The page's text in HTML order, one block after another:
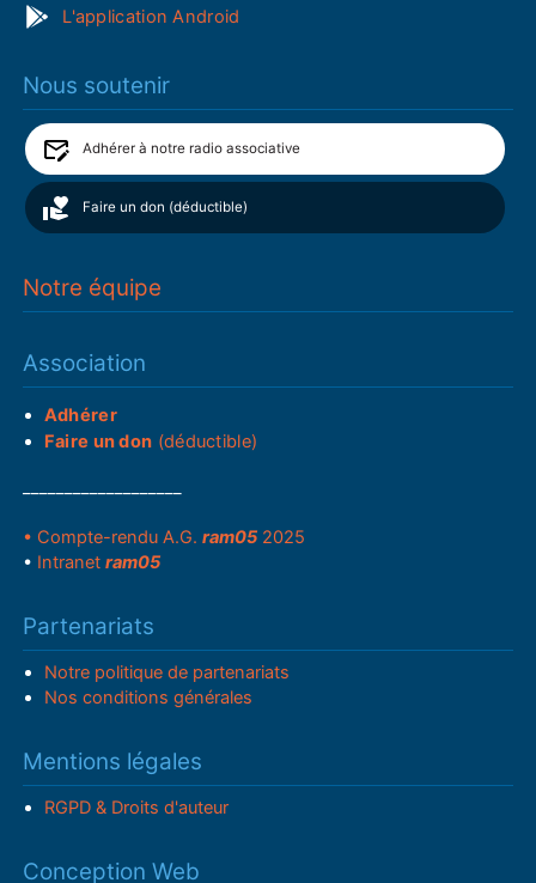
L'application Android
Nous soutenir
Adhérer à notre radio associative
Faire un don (déductible)
Notre équipe
Association
Adhérer
Faire un don (déductible)
• Compte-rendu A.G.ram05 2025
• Intranetram05
Partenariats
Notre politique de partenariats
Nos conditions générales
Mentions légales
RGPD & Droits d'auteur
Conception Web